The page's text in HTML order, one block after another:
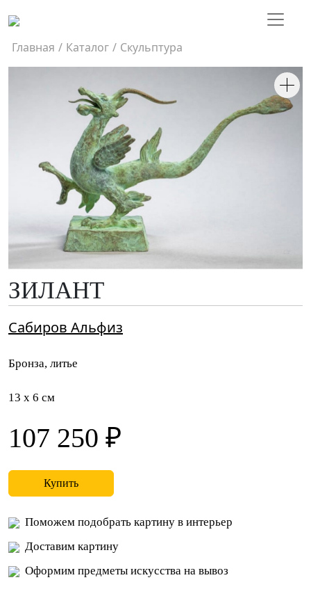
Главная / Каталог / Скульптура
ЗИЛАНТ
Сабиров Альфиз
Бронза, литье
13 x 6 см
107 250 ₽
Купить
Поможем подобрать картину в интерьер
Доставим картину
Оформим предметы искусства на вывоз